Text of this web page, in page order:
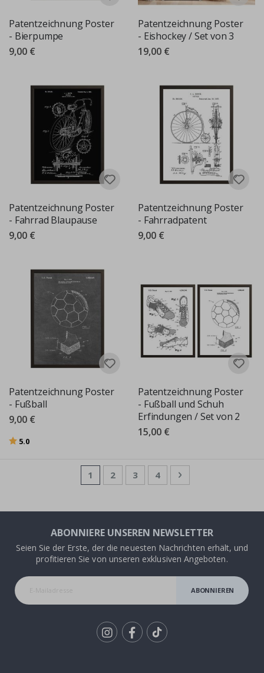
Patentzeichnung Poster
- Bierpumpe
9,00 €
Patentzeichnung Poster
- Eishockey / Set von 3
19,00 €
Patentzeichnung Poster
- Fahrrad Blaupause
9,00 €
Patentzeichnung Poster
- Fahrradpatent
9,00 €
Patentzeichnung Poster
- Fußball
9,00 €
Bewertung:
5.0
Patentzeichnung Poster
- Fußball und Schuh
Erfindungen / Set von 2
15,00 €
Seite
Sie lesen gerade die Seite
1 Seite
2 Seite
3 Seite
4 Seite
Weiter
ABONNIERE UNSEREN NEWSLETTER
Seien Sie der Erste, der die neuesten Nachrichten erhält, und
profitieren Sie von unseren exklusiven Angeboten.
ABONNIEREN